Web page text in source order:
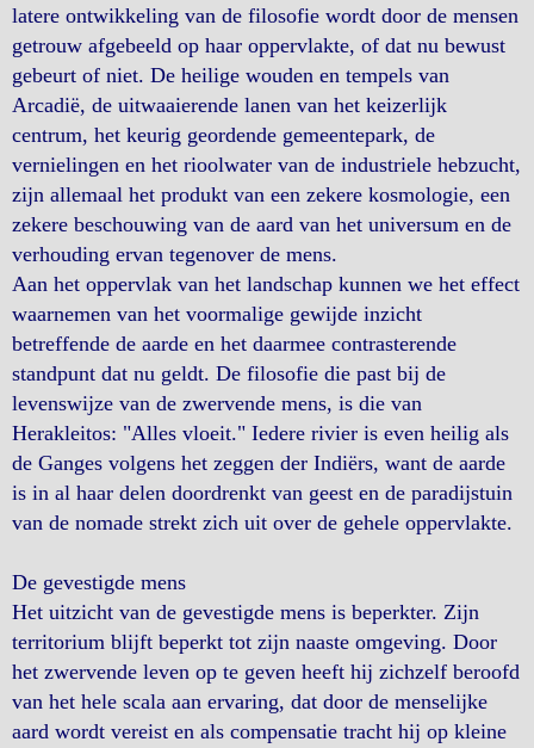
latere ontwikkeling van de filosofie wordt door de mensen
getrouw afgebeeld op haar oppervlakte, of dat nu bewust
gebeurt of niet. De heilige wouden en tempels van
Arcadië, de uitwaaierende lanen van het keizerlijk
centrum, het keurig geordende gemeentepark, de
vernielingen en het rioolwater van de industriele hebzucht,
zijn allemaal het produkt van een zekere kosmologie, een
zekere beschouwing van de aard van het universum en de
verhouding ervan tegenover de mens.
Aan het oppervlak van het landschap kunnen we het effect
waarnemen van het voormalige gewijde inzicht
betreffende de aarde en het daarmee contrasterende
standpunt dat nu geldt. De filosofie die past bij de
levenswijze van de zwervende mens, is die van
Herakleitos: "Alles vloeit." Iedere rivier is even heilig als
de Ganges volgens het zeggen der Indiërs, want de aarde
is in al haar delen doordrenkt van geest en de paradijstuin
van de nomade strekt zich uit over de gehele oppervlakte.
De gevestigde mens
Het uitzicht van de gevestigde mens is beperkter. Zijn
territorium blijft beperkt tot zijn naaste omgeving. Door
het zwervende leven op te geven heeft hij zichzelf beroofd
van het hele scala aan ervaring, dat door de menselijke
aard wordt vereist en als compensatie tracht hij op kleine